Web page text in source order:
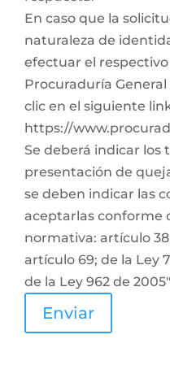
En caso que la
naturaleza de
efectuar el
Procuraduría
clic en el siguiente
https://
Se deberá indicar los
presentación de
se deben indicar las
aceptarlas conforme
normativa: artículo 38
artículo 69; de la Ley
de la Ley 962 de
Enviar